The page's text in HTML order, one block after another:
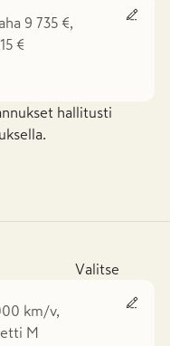
9 735 €,
€
hallitusti
Valitse
km/v,
M